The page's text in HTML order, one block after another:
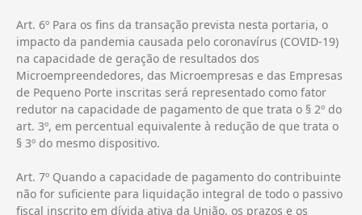
Art. 6º Para os fins da transação prevista nesta portaria, o
impacto da pandemia causada pelo coronavírus (COVID-19)
na capacidade de geração de resultados dos
Microempreendedores, das Microempresas e das Empresas
de Pequeno Porte inscritas será representado como fator
redutor na capacidade de pagamento de que trata o § 2º do
art. 3º, em percentual equivalente à redução de que trata o
§ 3º do mesmo dispositivo.
Art. 7º Quando a capacidade de pagamento do contribuinte
não for suficiente para liquidação integral de todo o passivo
fiscal inscrito em dívida ativa da União, os prazos e os